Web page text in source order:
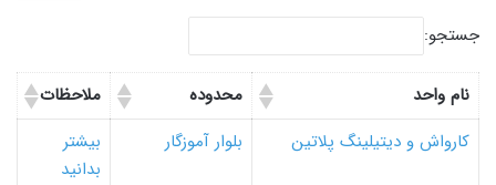
جستجو:
نام واحد محدوده
ملاحظات
کارواش و دیتیلینگ پلاتین
بلوار آموزگار
بیشتر
بدانید